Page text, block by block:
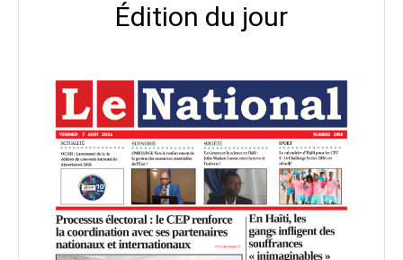
Édition du jour